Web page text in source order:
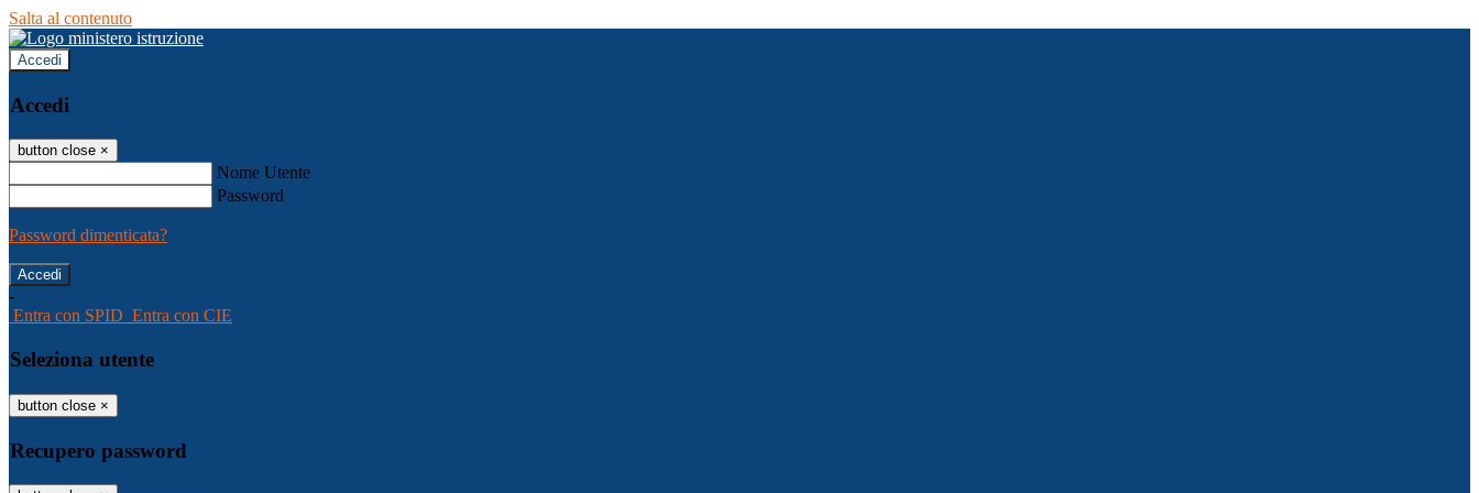
Salta al contenuto
Accedi
Accedi
button close ×
Nome Utente
Password
Password dimenticata?
-
Entra con SPID Entra con CIE
Seleziona utente
button close ×
Recupero password